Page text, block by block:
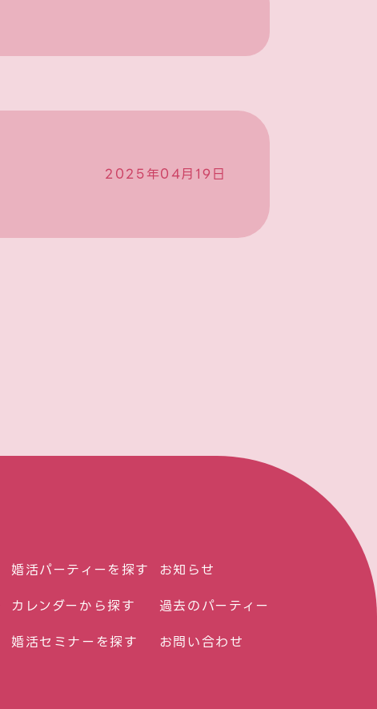
2025年04月19日
婚活パーティーを探す
カレンダーから探す
婚活セミナーを探す
お知らせ
過去のパーティー
お問い合わせ